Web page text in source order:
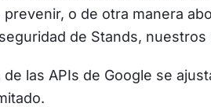
o de otra manera
de Stands,
las APIs de Google se